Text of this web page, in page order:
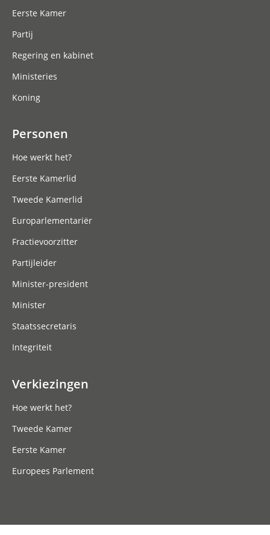
Eerste Kamer
Partij
Regering en kabinet
Ministeries
Koning
Personen
Hoe werkt het?
Eerste Kamerlid
Tweede Kamerlid
Europarlementariër
Fractievoorzitter
Partijleider
Minister-president
Minister
Staatssecretaris
Integriteit
Verkiezingen
Hoe werkt het?
Tweede Kamer
Eerste Kamer
Europees Parlement